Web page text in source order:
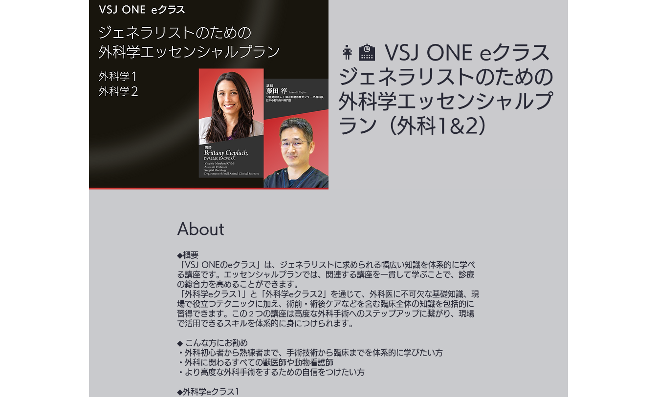
👩‍🏫 VSJ ONE eクラス
ジェネラリストのための
外科学エッセンシャルプ
ラン（外科1&2）
About
◆概要
「VSJ ONEのeクラス」は、ジェネラリストに求められる幅広い知識を体系的に学べ
る講座です。エッセンシャルプランでは、関連する講座を一貫して学ぶことで、診療
の総合力を高めることができます。
「外科学eクラス1」と「外科学eクラス2」を通じて、外科医に不可欠な基礎知識、現
場で役立つテクニックに加え、術前・術後ケアなどを含む臨床全体の知識を包括的に
習得できます。この２つの講座は高度な外科手術へのステップアップに繋がり、現場
で活用できるスキルを体系的に身につけられます。
◆ こんな方にお勧め
・外科初心者から熟練者まで、手術技術から臨床までを体系的に学びたい方
・外科に関わるすべての獣医師や動物看護師
・より高度な外科手術をするための自信をつけたい方
◆外科学eクラス1